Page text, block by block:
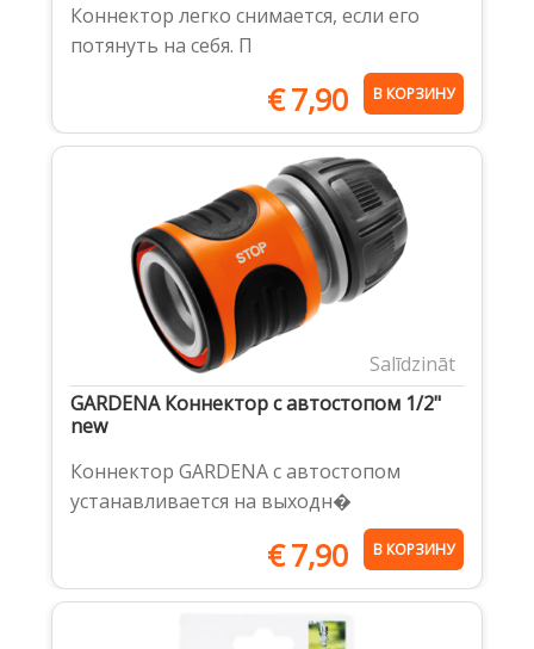
Коннектор легко снимается, если его
потянуть на себя. П
€7,90 В КОРЗИНУ
Salīdzināt
GARDENA Коннектор с автостопом 1/2"
new
Коннектор GARDENA с автостопом
устанавливается на выходн�
€7,90 В КОРЗИНУ